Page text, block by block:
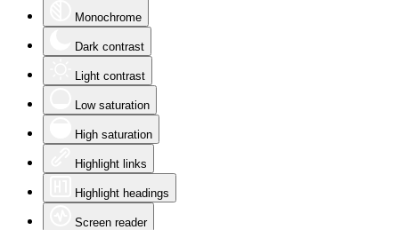
Monochrome
Dark contrast
Light contrast
Low saturation
High saturation
Highlight links
Highlight headings
Screen reader